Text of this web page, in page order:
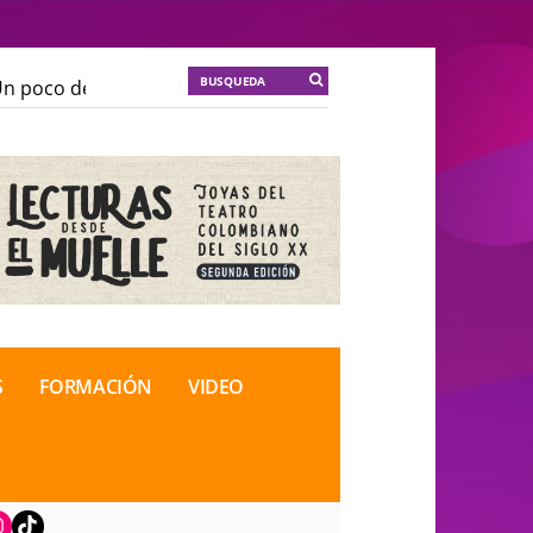
poco de locura para la cordura
de Teatro Rosa
FORMACIÓN VIDEO
TikTok